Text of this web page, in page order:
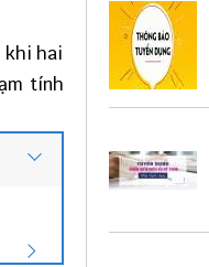
khi hai
tính